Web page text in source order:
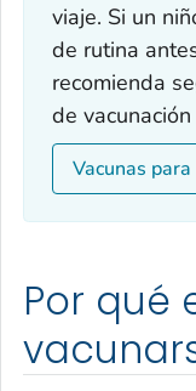
viaje. Si un
de rutina
recomienda
de
Vacunas
Por qué